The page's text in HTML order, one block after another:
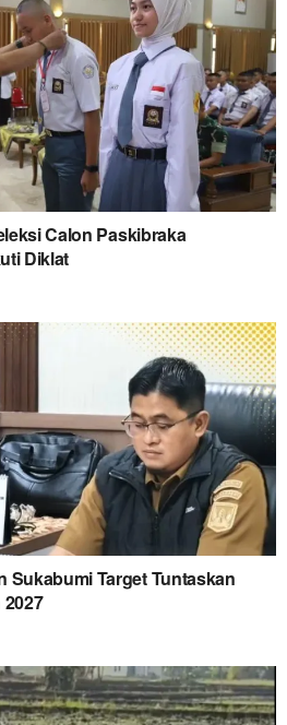
Calon Paskibraka
Diklat
Sukabumi Target Tuntaskan